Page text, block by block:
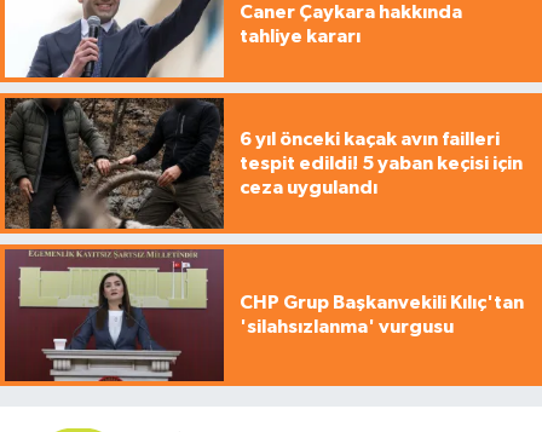
Caner Çaykara hakkında
tahliye kararı
6 yıl önceki kaçak avın failleri
tespit edildi! 5 yaban keçisi için
ceza uygulandı
CHP Grup Başkanvekili Kılıç'tan
'silahsızlanma' vurgusu